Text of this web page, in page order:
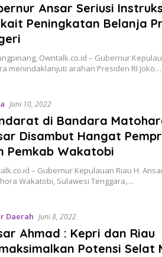
Ansar Seriusi
Peningkatan Belanja
Owntalk.co.id – Gubernur
menindaklanjuti arahan Presiden RI Joko…
Juni 10, 2022
di Bandara
Disambut Hangat
Pemkab Wakatobi
– Gubernur Kepulauan Riau H.
Wakatobi, Sulawesi Tenggara,…
Daerah Juni 8, 2022
Ahmad : Kepri dan Riau
Potensi Selat